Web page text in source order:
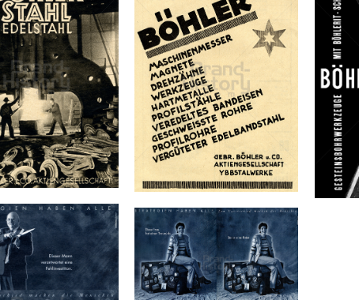
BÖHLER
UDDEHOLM
Böhler-Uddeholm
AG
1940
Bild-ID: 72950
BÖHLER
UDDEHOLM
Böhler-Uddeholm
AG
1948
Bild-ID: 73075